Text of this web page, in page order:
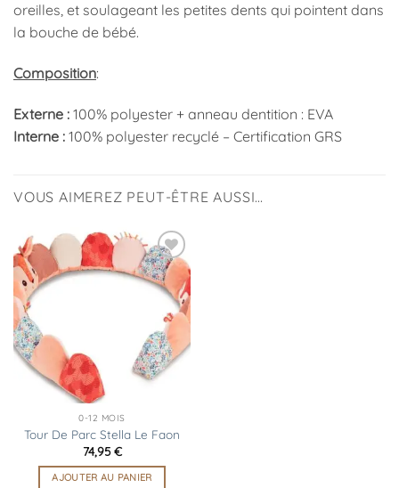
oreilles, et soulageant les petites dents qui pointent dans
la bouche de bébé.
Composition:
Externe : 100% polyester + anneau dentition : EVA
Interne : 100% polyester recyclé – Certification GRS
VOUS AIMEREZ PEUT-ÊTRE AUSSI…
Ajouter
à la
liste
d’envies
0-12 MOIS
Tour De Parc Stella Le Faon
74,95€
AJOUTER AU PANIER